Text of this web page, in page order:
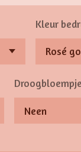
Kleur
Droogbloempje